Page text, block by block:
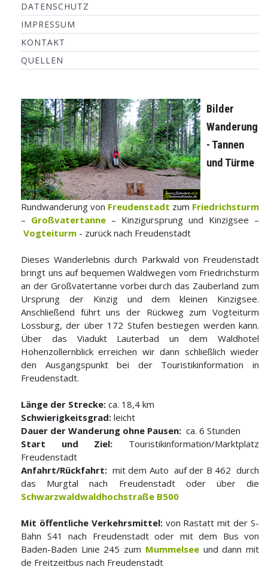
DATENSCHUTZ
IMPRESSUM
KONTAKT
QUELLEN
Bilder
Wanderung
- Tannen
und Türme
Rundwanderung von Freudenstadt zum Friedrichsturm
– Großvatertanne – Kinzigursprung und Kinzigsee –
Vogteiturm - zurück nach Freudenstadt
Dieses Wanderlebnis durch Parkwald von Freudenstadt
bringt uns auf bequemen Waldwegen vom Friedrichsturm
an der Großvatertanne vorbei durch das Zauberland zum
Ursprung der Kinzig und dem kleinen Kinzigsee.
Anschließend führt uns der Rückweg zum Vogteiturm
Lossburg, der über 172 Stufen bestiegen werden kann.
Über das Viadukt Lauterbad un dem Waldhotel
Hohenzollernblick erreichen wir dann schließlich wieder
den Ausgangspunkt bei der Touristikinformation in
Freudenstadt.
Länge der Strecke: ca. 18,4 km
Schwierigkeitsgrad: leicht
Dauer der Wanderung ohne Pausen: ca. 6 Stunden
Start und Ziel: Touristikinformation/Marktplatz
Freudenstadt
Anfahrt/Rückfahrt: mit dem Auto auf der B 462 durch
das Murgtal nach Freudenstadt oder über die
Schwarzwaldwaldhochstraße B500
Mit öffentliche Verkehrsmittel:von Rastatt mit der S-
Bahn S41 nach Freudenstadt oder mit dem Bus von
Baden-Baden Linie 245 zum Mummelseeund dann mit
de Freitzeitbus nach Freudenstadt